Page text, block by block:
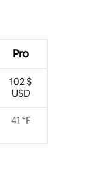
Pro
102 $
USD
41 °F